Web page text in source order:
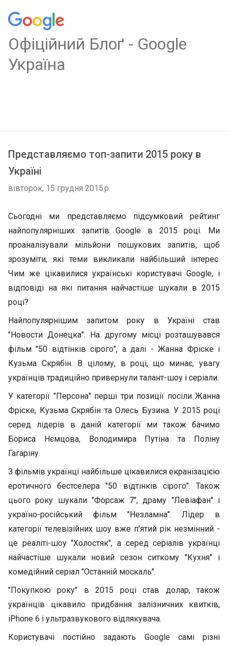
Oфіційний Блоґ - Google
Україна
Представляємо топ-запити 2015 року в
Україні
вівторок, 15 грудня 2015 р.
Сьогодні ми представляємо підсумковий рейтинг
найпопулярніших запитів Google в 2015 році. Ми
проаналізували мільйони пошукових запитів, щоб
зрозуміти, які теми викликали найбільший інтерес.
Чим же цікавилися українські користувачі Google, і
відповіді на які питання найчастіше шукали в 2015
році?
Найпопулярнішим запитом року в Україні став
"Новости Донецка". На другому місці розташувався
фільм "50 відтінків сірого", а далі - Жанна Фріске і
Кузьма Скрябін. В цілому, в році, що минає, увагу
українців традиційно привернули талант-шоу і серіали.
У категорії "Персона" перші три позиції посіли Жанна
Фріске, Кузьма Скрябін та Олесь Бузина. У 2015 році
серед лідерів в даній категорії ми також бачимо
Бориса Нємцова, Володимира Путіна та Поліну
Гагаріну.
З фільмів українці найбільше цікавилися екранізацією
еротичного бестселера "50 відтінків сірого". Також
цього року шукали "Форсаж 7", драму "Левіафан" і
україно-російський фільм "Незламна". Лідер в
категорії телевізійних шоу вже п'ятий рік незмінний -
це реаліті-шоу "Холостяк", а серед серіалів українці
найчастіше шукали новий сезон ситкому "Кухня" і
комедійний серіал "Останній москаль".
"Покупкою року" в 2015 році став долар, також
українців цікавило придбання залізничних квитків,
iPhone 6 і ультразвукового відлякувача.
Користувачі постійно задають Google самі різні